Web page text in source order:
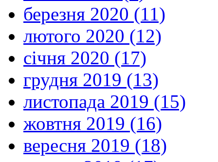
березня 2020 (11)
лютого 2020 (12)
січня 2020 (17)
грудня 2019 (13)
листопада 2019 (15)
жовтня 2019 (16)
вересня 2019 (18)